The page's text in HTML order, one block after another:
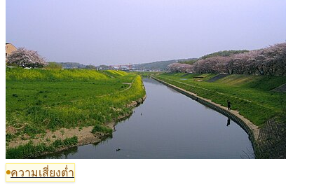
ความเสี่ยงต่ำ